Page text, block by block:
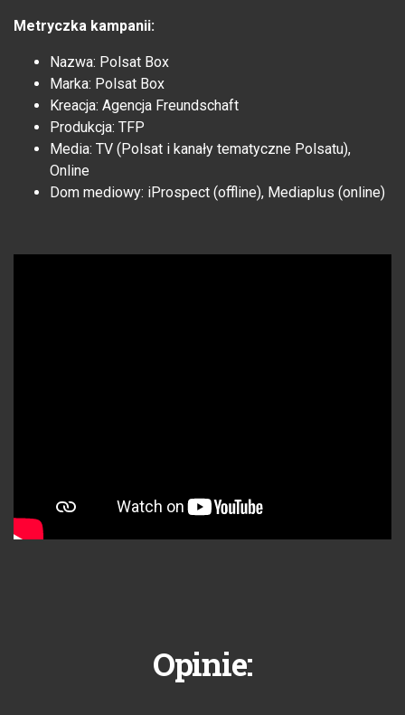
Metryczka kampanii:
Nazwa: Polsat Box
Marka: Polsat Box
Kreacja: Agencja Freundschaft
Produkcja: TFP
Media: TV (Polsat i kanały tematyczne Polsatu),
Online
Dom mediowy: iProspect (offline), Mediaplus (online)
Opinie: